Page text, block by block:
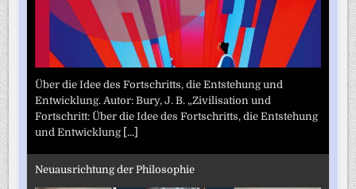
Über die Idee des Fortschritts, die Entstehung und
Entwicklung. Autor: Bury, J. B. „Zivilisation und
Fortschritt: Über die Idee des Fortschritts, die Entstehung
und Entwicklung [...]
Neuausrichtung der Philosophie